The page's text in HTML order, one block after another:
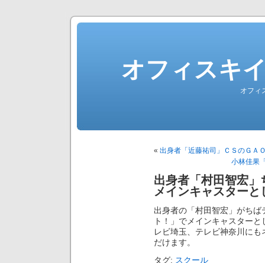
オフィスキ
オフィ
« 出身者「近藤祐司」ＣＳのＧＡ
小林佳果
出身者「村田智宏
メインキャスター
出身者の「村田智宏」がち
ト！」でメインキャスター
レビ埼玉、テレビ神奈川に
だけます。
タグ: スクール